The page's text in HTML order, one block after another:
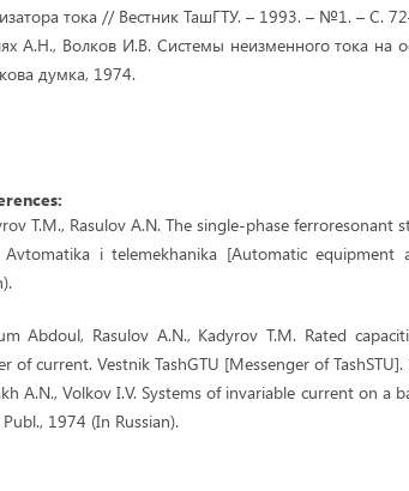
тока // Вестник ТашГТУ. – 1993. – №1. – С.
А.Н., Волков И.В. Системы неизменного тока на
думка, 1974.
T.M., Rasulov A.N. The single-phase
Avtomatika i telemekhanika [Automatic
Abdoul, Rasulov A.N., Kadyrov T.M. Rated
of current. Vestnik TashGTU [Messenger of
A.N., Volkov I.V. Systems of invariable current on a
1974 (In Russian).